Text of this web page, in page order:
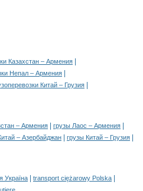
Казахстан – Армения
Непал – Армения
Китай – Грузия
– Армения грузы Лаос – Армения
– Азербайджан грузы Китай – Грузия
Україна transport ciężarowy Polska